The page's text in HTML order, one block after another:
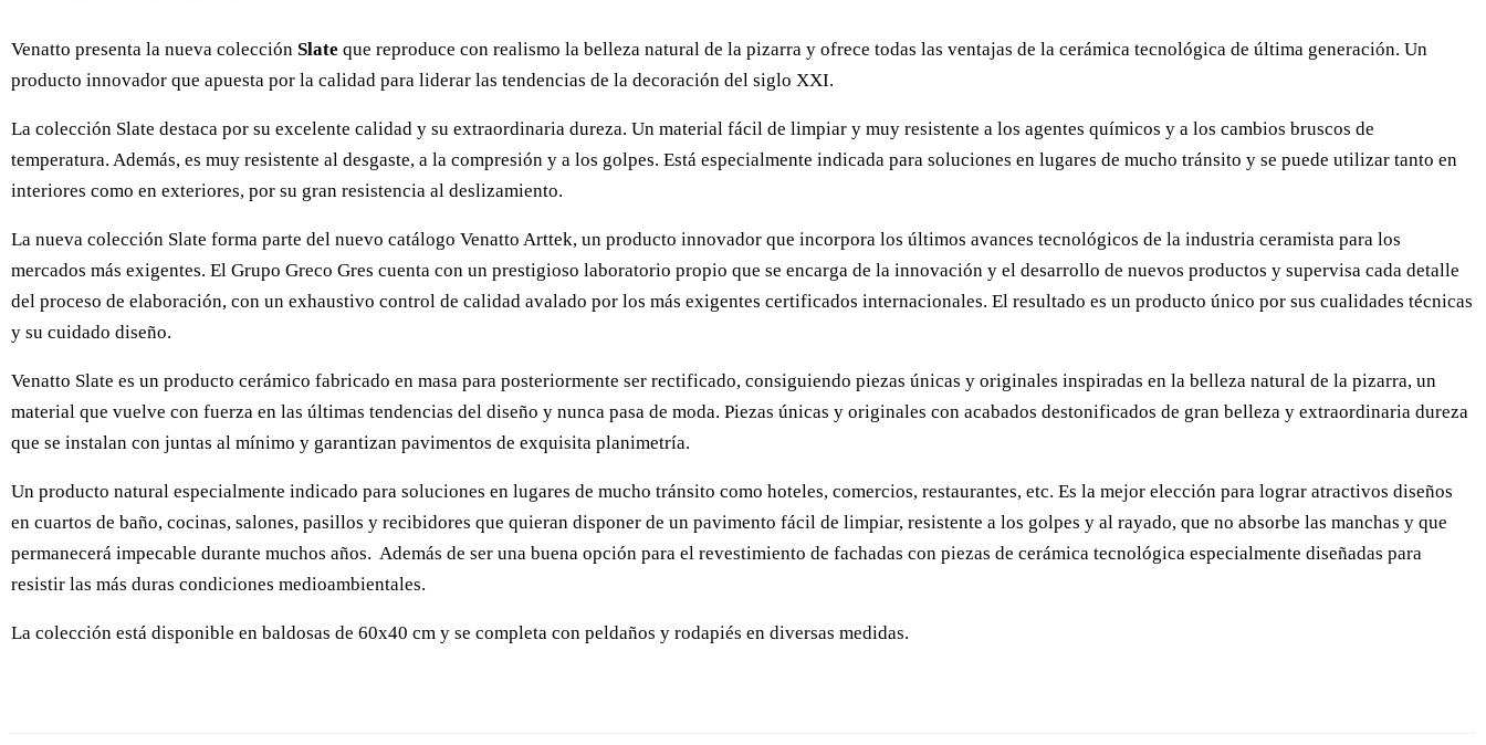
Venatto presenta la nueva colección Slate que reproduce con realismo la belleza natural de la pizarra y ofrece todas las ventajas de la cerámica tecnológica de última generación. Un
producto innovador que apuesta por la calidad para liderar las tendencias de la decoración del siglo XXI.
La colección Slate destaca por su excelente calidad y su extraordinaria dureza. Un material fácil de limpiar y muy resistente a los agentes químicos y a los cambios bruscos de
temperatura. Además, es muy resistente al desgaste, a la compresión y a los golpes. Está especialmente indicada para soluciones en lugares de mucho tránsito y se puede utilizar tanto en
interiores como en exteriores, por su gran resistencia al deslizamiento.
La nueva colección Slate forma parte del nuevo catálogo Venatto Arttek, un producto innovador que incorpora los últimos avances tecnológicos de la industria ceramista para los
mercados más exigentes. El Grupo Greco Gres cuenta con un prestigioso laboratorio propio que se encarga de la innovación y el desarrollo de nuevos productos y supervisa cada detalle
del proceso de elaboración, con un exhaustivo control de calidad avalado por los más exigentes certificados internacionales. El resultado es un producto único por sus cualidades técnicas
y su cuidado diseño.
Venatto Slate es un producto cerámico fabricado en masa para posteriormente ser rectificado, consiguiendo piezas únicas y originales inspiradas en la belleza natural de la pizarra, un
material que vuelve con fuerza en las últimas tendencias del diseño y nunca pasa de moda. Piezas únicas y originales con acabados destonificados de gran belleza y extraordinaria dureza
que se instalan con juntas al mínimo y garantizan pavimentos de exquisita planimetría.
Un producto natural especialmente indicado para soluciones en lugares de mucho tránsito como hoteles, comercios, restaurantes, etc. Es la mejor elección para lograr atractivos diseños
en cuartos de baño, cocinas, salones, pasillos y recibidores que quieran disponer de un pavimento fácil de limpiar, resistente a los golpes y al rayado, que no absorbe las manchas y que
permanecerá impecable durante muchos años. Además de ser una buena opción para el revestimiento de fachadas con piezas de cerámica tecnológica especialmente diseñadas para
resistir las más duras condiciones medioambientales.
La colección está disponible en baldosas de 60x40 cm y se completa con peldaños y rodapiés en diversas medidas.